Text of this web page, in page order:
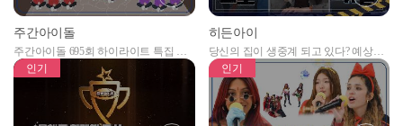
주간아이돌
주간아이돌 695회 하이라이트 특집 남
자아이돌편 예고
히든아이
당신의 집이 생중계 되고 있다? 예상치
못한 곳에서 일어나는 불법촬영 범죄!
인기 인기